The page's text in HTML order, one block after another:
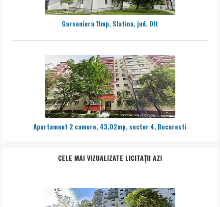
Garsoniera 11mp, Slatina, jud. Olt
Apartament 2 camere, 43,02mp, sector 4, Bucuresti
CELE MAI VIZUALIZATE LICITAȚII AZI